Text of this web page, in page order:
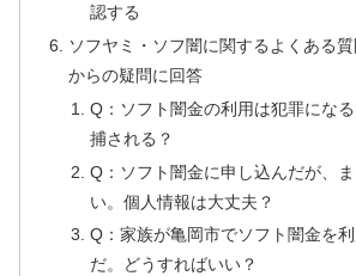
認する
ソフヤミ・ソフ闇に関するよくある
からの疑問に回答
Q：ソフト闇金の利用は犯罪にな
捕される？
Q：ソフト闇金に申し込んだが、
い。個人情報は大丈夫？
Q：家族が亀岡市でソフト闇金を
だ。どうすればいい？